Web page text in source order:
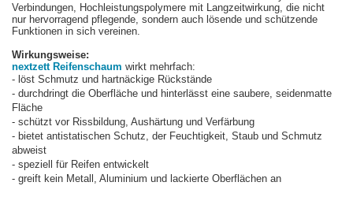
Verbindungen, Hochleistungspolymere mit Langzeitwirkung, die nicht
nur hervorragend pflegende, sondern auch lösende und schützende
Funktionen in sich vereinen.
Wirkungsweise:
nextzett Reifenschaum wirkt mehrfach:
- löst Schmutz und hartnäckige Rückstände
- durchdringt die Oberfläche und hinterlässt eine saubere, seidenmatte
Fläche
- schützt vor Rissbildung, Aushärtung und Verfärbung
- bietet antistatischen Schutz, der Feuchtigkeit, Staub und Schmutz
abweist
- speziell für Reifen entwickelt
- greift kein Metall, Aluminium und lackierte Oberflächen an